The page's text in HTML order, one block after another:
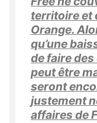
territoire et
Orange.
qu’une
de faire
peut être
seront
justement
affaires de